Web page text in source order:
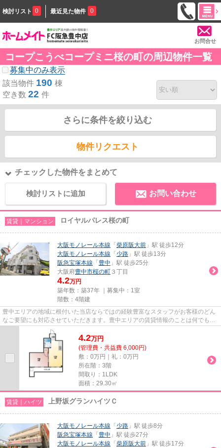
検討リスト 0 最近見た物件 0
お問合せ
コープこうべコープミニ桜の町の周辺物件一覧
募集中のみ表示
該当物件 190 棟
空き数 22 件
さらに条件を絞り込む
物件リクエスト
チェックした物件をまとめて
検討リストに追加 お問い合わせ
賃貸｜マンション ロイヤルパレス桜の町
大阪モノレール本線 「 柴原阪大前 」駅 徒歩12分
大阪モノレール本線 「 少路 」駅 徒歩13分
阪急宝塚本線 「 豊中 」駅 徒歩25分
大阪府豊中市桜の町 ３丁目
4.2万円
築年数：築37年 ｜募集中： 1室
階数：4階建
豊中エリアの地域に根付いた当店ならではの経験豊富なスタッフがお客様のどん
なご要望にも対応させていただきます。豊中エリアの賃貸情報のことは何でもお
気軽にご相談ください。一生...
4.2万円
(管理費・共益費 6,000円)
敷：0万円｜礼：0万円
所在階：3階
間取り：1LDK
面積：29.30㎡
賃貸｜ハイツ 上野坂グランハイツＣ
大阪モノレール本線 「 少路 」駅 徒歩8分
阪急宝塚本線 「 豊中 」駅 徒歩27分
大阪モノレール本線 「 柴原阪大前 」駅 徒歩17分